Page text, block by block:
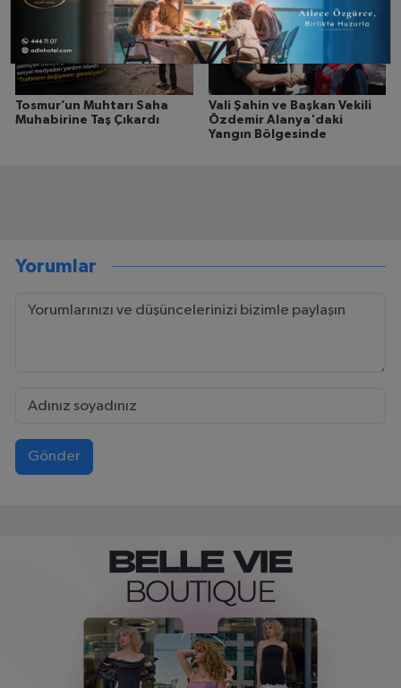
Tosmur’un Muhtarı Saha
Muhabirine Taş Çıkardı
Vali Şahin ve Başkan Vekili
Özdemir Alanya'daki
Yangın Bölgesinde
Yorumlar
Gönder